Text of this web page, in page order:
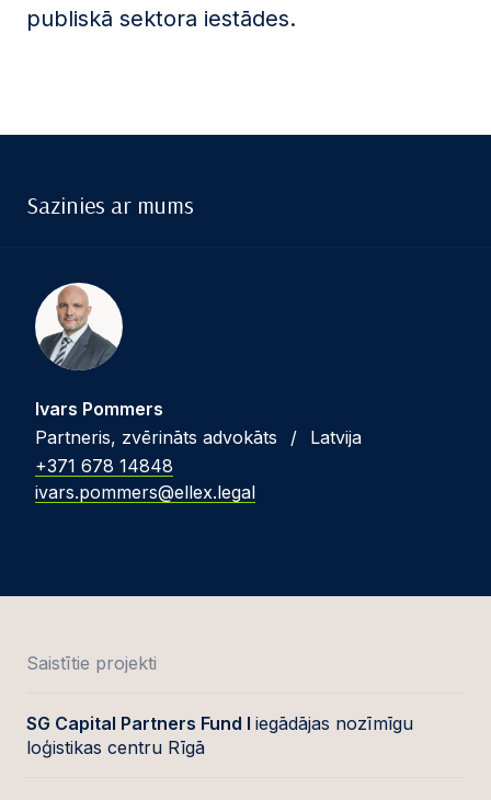
publiskā sektora iestādes.
Sazinies ar mums
Ivars Pommers
Partneris, zvērināts advokāts
/
Latvija
+371 678 14848
ivars.pommers@ellex.legal
Saistītie projekti
SG Capital Partners Fund I iegādājas nozīmīgu
loģistikas centru Rīgā